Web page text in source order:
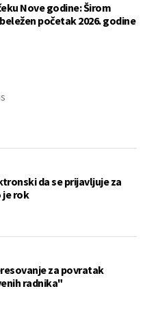
Nove godine: Širom
početak 2026. godine
da se prijavljuje za
je rok
za povratak
radnika"